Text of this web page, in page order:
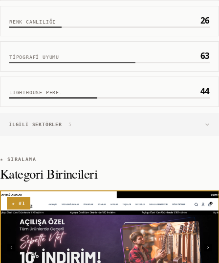
RENK CANLILIĞI 26
TIPOGRAFI UYUMU 63
LIGHTHOUSE PERF. 44
İLGILI SEKTÖRLER 5
★ SIRALAMA
Kategori Birincileri
★ #1